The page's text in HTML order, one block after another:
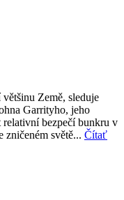
Země, sleduje
Garrityho, jeho
relativní bezpečí bunkru v
zničeném světě... Čítať